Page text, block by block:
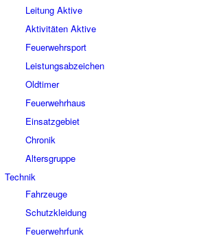
Leitung Aktive
Aktivitäten Aktive
Feuerwehrsport
Leistungsabzeichen
Oldtimer
Feuerwehrhaus
Einsatzgebiet
Chronik
Altersgruppe
Technik
Fahrzeuge
Schutzkleidung
Feuerwehrfunk